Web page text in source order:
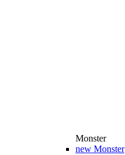
Monster
new Monster